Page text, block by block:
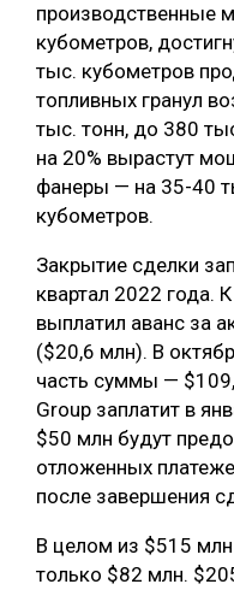
ЛЕСОПИЛЕНИЕ
ДЕРЕВЯННОЕ
БЕЗОПАСНОЕ
СОРТИРОВКА ДРЕВЕСИНЫ
СУШКА ДРЕВЕСИНЫ
производственные
кубометров,
тыс. кубометров
топливных гранул
тыс. тонн, до 380
на 20% вырастут
фанеры — на 35-40
кубометров.
Закрытие сделки
квартал 2022 года.
выплатил аванс за
($20,6 млн). В
часть суммы —
Group заплатит в
$50 млн будут
отложенных
после завершения
В целом из $515 млн
только $82 млн.